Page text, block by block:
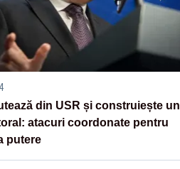
din USR și construiește un
atacuri coordonate pentru
putere